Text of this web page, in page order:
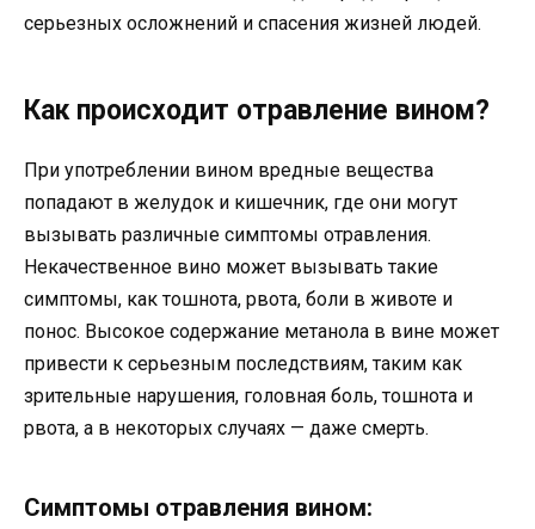
серьезных осложнений и спасения жизней людей.
Как происходит отравление вином?
При употреблении вином вредные вещества
попадают в желудок и кишечник, где они могут
вызывать различные симптомы отравления.
Некачественное вино может вызывать такие
симптомы, как тошнота, рвота, боли в животе и
понос. Высокое содержание метанола в вине может
привести к серьезным последствиям, таким как
зрительные нарушения, головная боль, тошнота и
рвота, а в некоторых случаях — даже смерть.
Симптомы отравления вином: